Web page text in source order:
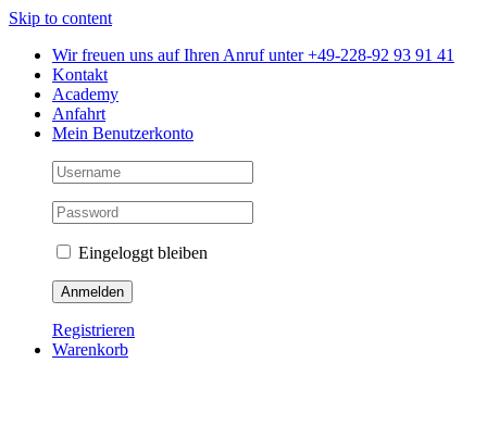
Skip to content
Wir freuen uns auf Ihren Anruf unter +49-228-92 93 91 41
Kontakt
Academy
Anfahrt
Mein Benutzerkonto
Eingeloggt bleiben
Registrieren
Warenkorb